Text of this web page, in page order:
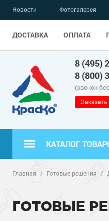
Новости Фотогалерея
ДОСТАВКА ОПЛАТА
8 (495)
8 (800)
(звонок
Заказать
КАТАЛОГ
Полимерные
Главная / Готовые решения /
ГОТОВЫЕ